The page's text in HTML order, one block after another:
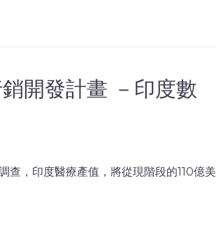
開發計畫 －印度數
，印度醫療產值，將從現階段的110億美